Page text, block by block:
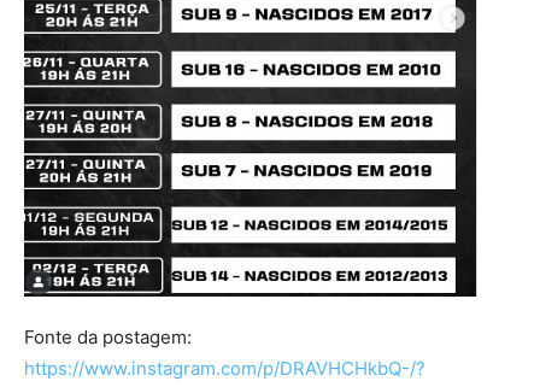
Fonte da postagem:
https://www.instagram.com/p/DRAVHCHkbQ-/?